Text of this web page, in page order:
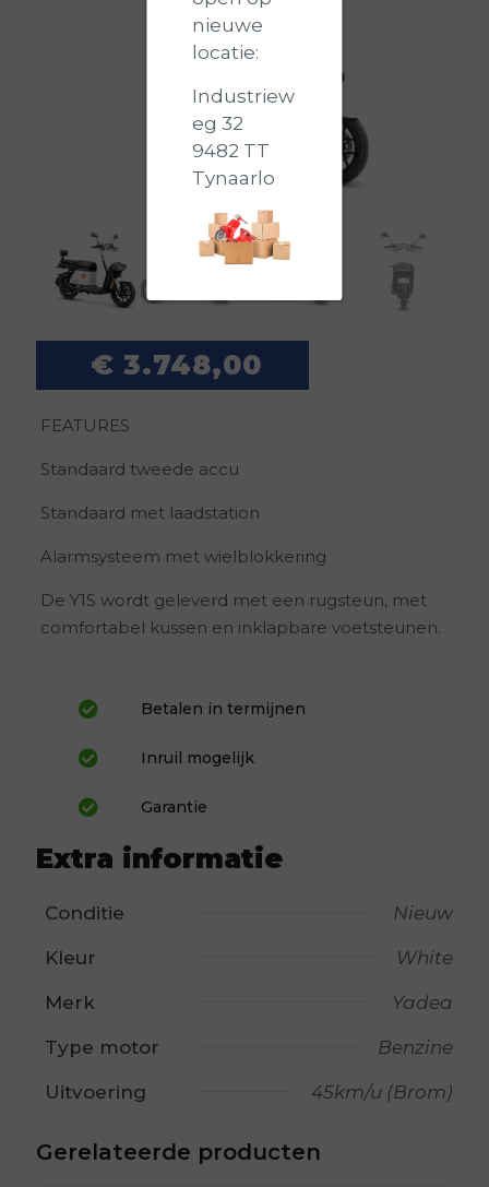
€ 3.748,00
FEATURES
Standaard tweede accu
Standaard met laadstation
Alarmsysteem met wielblokkering
De Y1S wordt geleverd met een rugsteun, met
comfortabel kussen en inklapbare voetsteunen.
Betalen in termijnen
Inruil mogelijk
Garantie
Extra informatie
Conditie Nieuw
Kleur White
Merk Yadea
Type motor Benzine
Uitvoering 45km/u (Brom)
Gerelateerde producten
nieuwe
locatie:
Industriew
eg 32
9482 TT
Tynaarlo